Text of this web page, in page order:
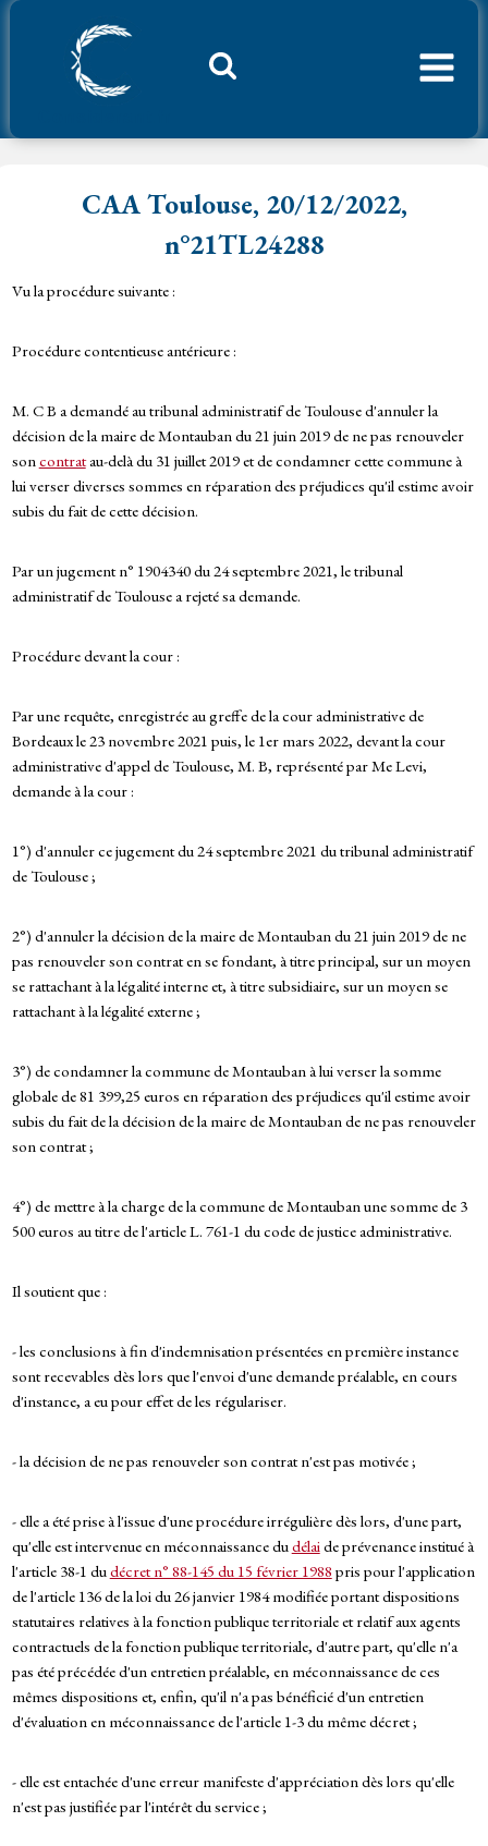
Aller
CAA Toulouse, 20/12/2022,
n°21TL24288
Vu la procédure suivante :
Procédure contentieuse antérieure :
M. C B a demandé au tribunal administratif de Toulouse d'annuler la
décision de la maire de Montauban du 21 juin 2019 de ne pas renouveler
soncontratau-delà du 31 juillet 2019 et de condamner cette commune à
lui verser diverses sommes en réparation des préjudices qu'il estime avoir
subis du fait de cette décision.
Par un jugement n° 1904340 du 24 septembre 2021, le tribunal
administratif de Toulouse a rejeté sa demande.
Procédure devant la cour :
Par une requête, enregistrée au greffe de la cour administrative de
Bordeaux le 23 novembre 2021 puis, le 1er mars 2022, devant la cour
administrative d'appel de Toulouse, M. B, représenté par Me Levi,
demande à la cour :
1°) d'annuler ce jugement du 24 septembre 2021 du tribunal administratif
de Toulouse ;
2°) d'annuler la décision de la maire de Montauban du 21 juin 2019 de ne
pas renouveler son contrat en se fondant, à titre principal, sur un moyen
se rattachant à la légalité interne et, à titre subsidiaire, sur un moyen se
rattachant à la légalité externe ;
3°) de condamner la commune de Montauban à lui verser la somme
globale de 81 399,25 euros en réparation des préjudices qu'il estime avoir
subis du fait de la décision de la maire de Montauban de ne pas renouveler
son contrat ;
4°) de mettre à la charge de la commune de Montauban une somme de 3
500 euros au titre de l'article L. 761-1 du code de justice administrative.
Il soutient que :
- les conclusions à fin d'indemnisation présentées en première instance
sont recevables dès lors que l'envoi d'une demande préalable, en cours
d'instance, a eu pour effet de les régulariser.
- la décision de ne pas renouveler son contrat n'est pas motivée ;
- elle a été prise à l'issue d'une procédure irrégulière dès lors, d'une part,
qu'elle est intervenue en méconnaissance dudélaide prévenance institué à
l'article 38-1 dudécret n° 88-145 du 15 février 1988 pris pour l'application
de l'article 136 de la loi du 26 janvier 1984 modifiée portant dispositions
statutaires relatives à la fonction publique territoriale et relatif aux agents
contractuels de la fonction publique territoriale, d'autre part, qu'elle n'a
pas été précédée d'un entretien préalable, en méconnaissance de ces
mêmes dispositions et, enfin, qu'il n'a pas bénéficié d'un entretien
d'évaluation en méconnaissance de l'article 1-3 du même décret ;
- elle est entachée d'une erreur manifeste d'appréciation dès lors qu'elle
n'est pas justifiée par l'intérêt du service ;